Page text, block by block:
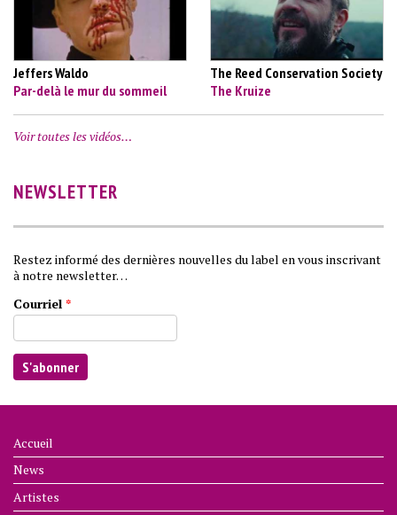
Jeffers Waldo
Par-delà le mur du sommeil
The Reed Conservation Society
The Kruize
Voir toutes les vidéos…
NEWSLETTER
Restez informé des dernières nouvelles du label en vous inscrivant
à notre newsletter…
Courriel *
Accueil
News
Artistes